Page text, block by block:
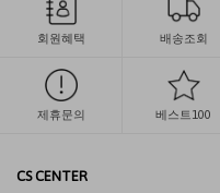
회원혜택 배송조회
제휴문의 베스트100
CS CENTER